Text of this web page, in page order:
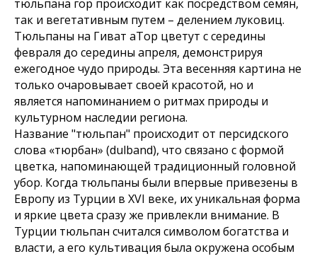
тюльпана гор происходит как посредством семян,
так и вегетативным путем – делением луковиц.
Тюльпаны на Гиват аТор цветут с середины
февраля до середины апреля, демонстрируя
ежегодное чудо природы. Эта весенняя картина не
только очаровывает своей красотой, но и
является напоминанием о ритмах природы и
культурном наследии региона.
Название "тюльпан" происходит от персидского
слова «тюрбан» (dulband), что связано с формой
цветка, напоминающей традиционный головной
убор. Когда тюльпаны были впервые привезены в
Европу из Турции в XVI веке, их уникальная форма
и яркие цвета сразу же привлекли внимание. В
Турции тюльпан считался символом богатства и
власти, а его культивация была окружена особым